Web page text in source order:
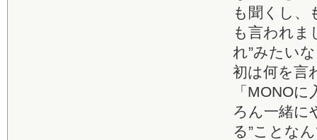
も聞くし、
も言われま
れ”みたい
初は何を言
「MONO
ろん一緒に
る”ことな